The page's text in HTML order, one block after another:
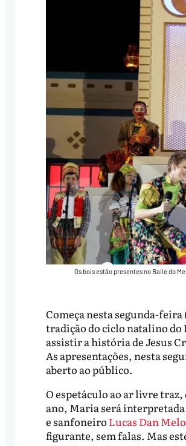
Os bois estão presentes no Baile do
Começa nesta segunda-
tradição do ciclo natalino do
assistir a história de Jesus
As apresentações, nesta
aberto ao público.
O espetáculo ao ar livre
ano, Maria será
e sanfoneiro Lucas Dan Melo
figurante, sem falas. Mas